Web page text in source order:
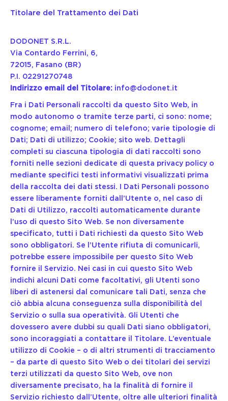
Titolare del Trattamento dei Dati
DODONET S.R.L.
Via Contardo Ferrini, 6,
72015, Fasano (BR)
P.I. 02291270748
Indirizzo email del Titolare: info@dodonet.it
Fra i Dati Personali raccolti da questo Sito Web, in
modo autonomo o tramite terze parti, ci sono: nome;
cognome; email; numero di telefono; varie tipologie di
Dati; Dati di utilizzo; Cookie; sito web. Dettagli
completi su ciascuna tipologia di dati raccolti sono
forniti nelle sezioni dedicate di questa privacy policy o
mediante specifici testi informativi visualizzati prima
della raccolta dei dati stessi. I Dati Personali possono
essere liberamente forniti dall’Utente o, nel caso di
Dati di Utilizzo, raccolti automaticamente durante
l’uso di questo Sito Web. Se non diversamente
specificato, tutti i Dati richiesti da questo Sito Web
sono obbligatori. Se l’Utente rifiuta di comunicarli,
potrebbe essere impossibile per questo Sito Web
fornire il Servizio. Nei casi in cui questo Sito Web
indichi alcuni Dati come facoltativi, gli Utenti sono
liberi di astenersi dal comunicare tali Dati, senza che
ciò abbia alcuna conseguenza sulla disponibilità del
Servizio o sulla sua operatività. Gli Utenti che
dovessero avere dubbi su quali Dati siano obbligatori,
sono incoraggiati a contattare il Titolare. L’eventuale
utilizzo di Cookie – o di altri strumenti di tracciamento
– da parte di questo Sito Web o dei titolari dei servizi
terzi utilizzati da questo Sito Web, ove non
diversamente precisato, ha la finalità di fornire il
Servizio richiesto dall’Utente, oltre alle ulteriori finalità